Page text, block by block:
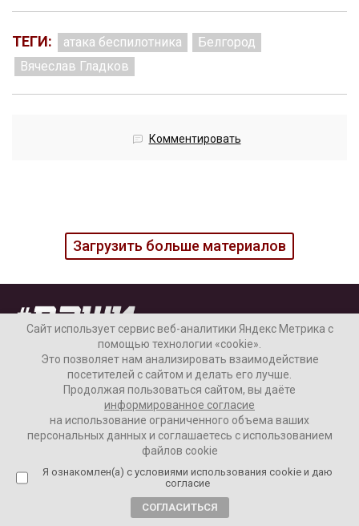
ТЕГИ: атака беспилотника
Белгород
Вячеслав Гладков
Комментировать
Загрузить больше материалов
Наши колонки
Интервью
Актуальное
Аналитика
Сайт использует сервис веб-аналитики Яндекс Метрика с
помощью технологии «cookie».
Это позволяет нам анализировать взаимодействие
посетителей с сайтом и делать его лучше.
Продолжая пользоваться сайтом, вы даёте
информированное согласие
на использование ограниченного объема ваших
персональных данных и соглашаетесь с использованием
файлов cookie
Я ознакомлен(а) с условиями использования cookie и даю
согласие
СОГЛАСИТЬСЯ